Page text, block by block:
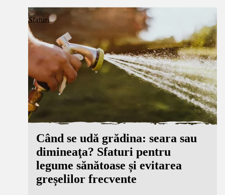
Sfaturi
Când se udă grădina: seara sau
dimineaţa? Sfaturi pentru
legume sănătoase și evitarea
greșelilor frecvente